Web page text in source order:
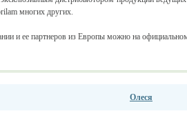
многих других.
и ее партнеров из Европы можно на
Олеся